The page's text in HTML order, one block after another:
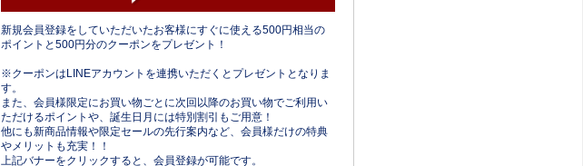
新規会員登録をしていただいたお客様にすぐに使える500円相当の
ポイントと500円分のクーポンをプレゼント！
※クーポンはLINEアカウントを連携いただくとプレゼントとなりま
す。
また、会員様限定にお買い物ごとに次回以降のお買い物でご利用い
ただけるポイントや、誕生日月には特別割引もご用意！
他にも新商品情報や限定セールの先行案内など、会員様だけの特典
やメリットも充実！！
上記バナーをクリックすると、会員登録が可能です。